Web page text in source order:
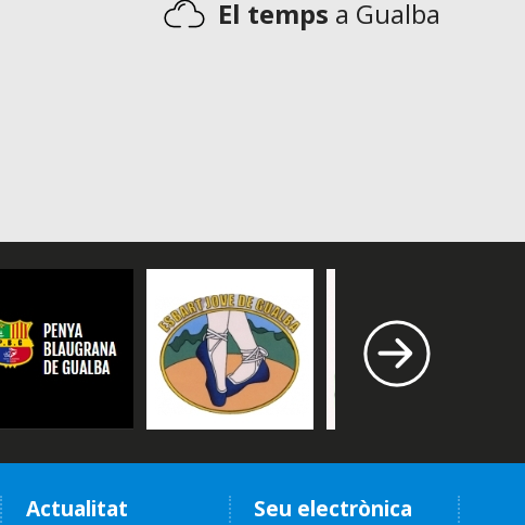
El temps a Gualba
Actualitat Seu electrònica